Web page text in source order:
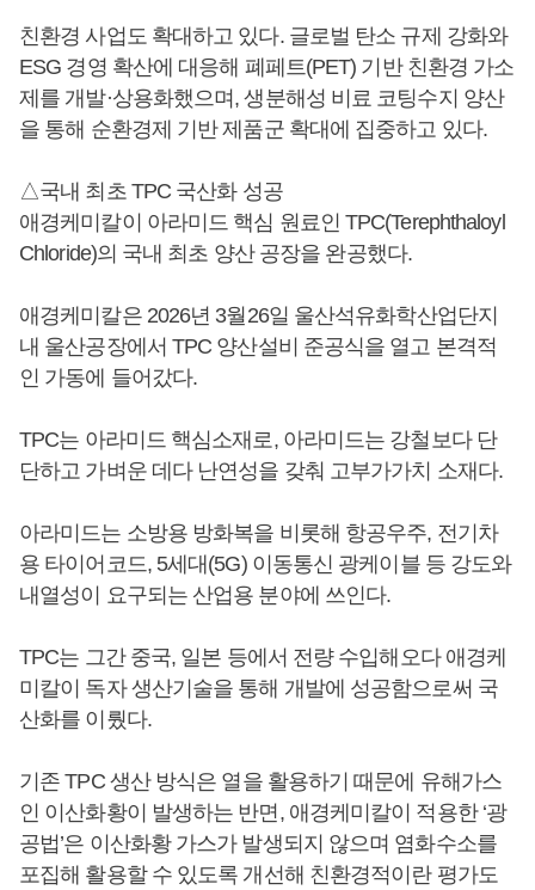
친환경 사업도 확대하고 있다. 글로벌 탄소 규제 강화와
ESG 경영 확산에 대응해 폐페트(PET) 기반 친환경 가소
제를 개발·상용화했으며, 생분해성 비료 코팅수지 양산
을 통해 순환경제 기반 제품군 확대에 집중하고 있다.
△국내 최초 TPC 국산화 성공
애경케미칼이 아라미드 핵심 원료인 TPC(Terephthaloyl
Chloride)의 국내 최초 양산 공장을 완공했다.
애경케미칼은 2026년 3월26일 울산석유화학산업단지
내 울산공장에서 TPC 양산설비 준공식을 열고 본격적
인 가동에 들어갔다.
TPC는 아라미드 핵심소재로, 아라미드는 강철보다 단
단하고 가벼운 데다 난연성을 갖춰 고부가가치 소재다.
아라미드는 소방용 방화복을 비롯해 항공우주, 전기차
용 타이어코드, 5세대(5G) 이동통신 광케이블 등 강도와
내열성이 요구되는 산업용 분야에 쓰인다.
TPC는 그간 중국, 일본 등에서 전량 수입해오다 애경케
미칼이 독자 생산기술을 통해 개발에 성공함으로써 국
산화를 이뤘다.
기존 TPC 생산 방식은 열을 활용하기 때문에 유해가스
인 이산화황이 발생하는 반면, 애경케미칼이 적용한 ‘광
공법’은 이산화황 가스가 발생되지 않으며 염화수소를
포집해 활용할 수 있도록 개선해 친환경적이란 평가도